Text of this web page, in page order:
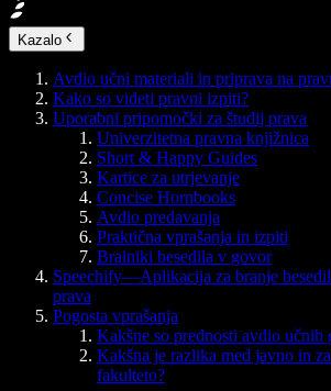
Kazalo
Avdio učni materiali in priprava na
Kako so videti pravni izpiti?
Uporabni pripomočki za študij prava
Univerzitetna pravna knjižnica
Short & Happy Guides
Kartice za utrjevanje
Concise Hornbooks
Avdio predavanja
Praktična vprašanja in izpiti
Bralniki besedila v govor
Speechify—Aplikacija za branje
prava
Pogosta vprašanja
Kakšne so prednosti avdio učnih
Kakšna je razlika med javno in
fakulteto?